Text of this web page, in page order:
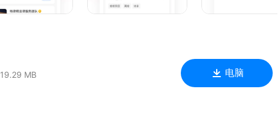
19.29 MB 电脑